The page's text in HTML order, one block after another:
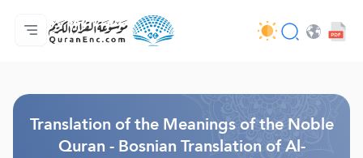
Home
Index of Translations
Audio
Developers' Services - API
About
Contact Us
Language
Translation of the Meanings of the Noble
Quran - Bosnian Translation of Al-